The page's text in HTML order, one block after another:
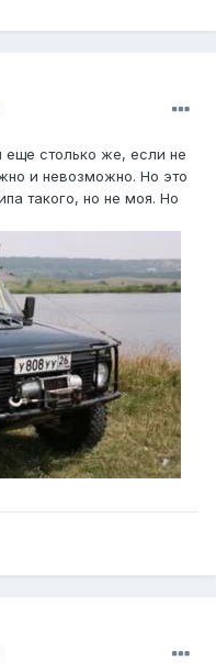
еще столько же, если не
и невозможно. Но это
такого, но не моя. Но